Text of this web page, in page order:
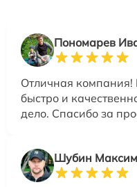
Пономарев
Отличная
быстро и
дело. Спасибо за
Шубин Максим